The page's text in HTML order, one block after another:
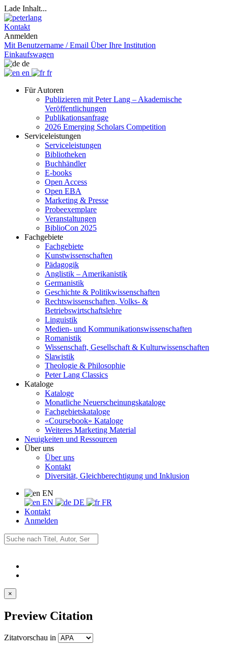
Lade Inhalt...
Kontakt
Anmelden
Mit Benutzername / Email Über Ihre Institution
Einkaufswagen
de
en
fr
Für Autoren
Publizieren mit Peter Lang – Akademische
Veröffentlichungen
Publikationsanfrage
2026 Emerging Scholars Competition
Serviceleistungen
Serviceleistungen
Bibliotheken
Buchhändler
E-books
Open Access
Open EBA
Marketing & Presse
Probeexemplare
Veranstaltungen
BiblioCon 2025
Fachgebiete
Fachgebiete
Kunstwissenschaften
Pädagogik
Anglistik – Amerikanistik
Germanistik
Geschichte & Politikwissenschaften
Rechtswissenschaften, Volks- &
Betriebswirtschaftslehre
Linguistik
Medien- und Kommunikationswissenschaften
Romanistik
Wissenschaft, Gesellschaft & Kulturwissenschaften
Slawistik
Theologie & Philosophie
Peter Lang Classics
Kataloge
Kataloge
Monatliche Neuerscheinungskataloge
Fachgebietskataloge
«Coursebook» Kataloge
Weiteres Marketing Material
Neuigkeiten und Ressourcen
Über uns
Über uns
Kontakt
Diversität, Gleichberechtigung und Inklusion
EN
EN
DE
FR
Kontakt
Anmelden
×
Preview Citation
Zitatvorschau in